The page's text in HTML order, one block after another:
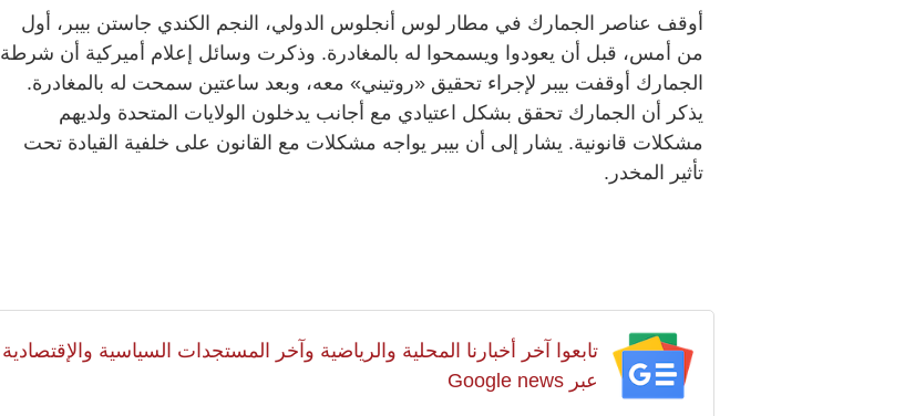
أوقف عناصر الجمارك في مطار لوس أنجلوس الدولي، النجم الكندي جاستن بيبر، أول
من أمس، قبل أن يعودوا ويسمحوا له بالمغادرة. وذكرت وسائل إعلام أميركية أن شرطة
الجمارك أوقفت بيبر لإجراء تحقيق «روتيني» معه، وبعد ساعتين سمحت له بالمغادرة.
يذكر أن الجمارك تحقق بشكل اعتيادي مع أجانب يدخلون الولايات المتحدة ولديهم
مشكلات قانونية. يشار إلى أن بيبر يواجه مشكلات مع القانون على خلفية القيادة تحت
تأثير المخدر.
تابعوا آخر أخبارنا المحلية والرياضية وآخر المستجدات السياسية والإقتصادية
عبر Google news